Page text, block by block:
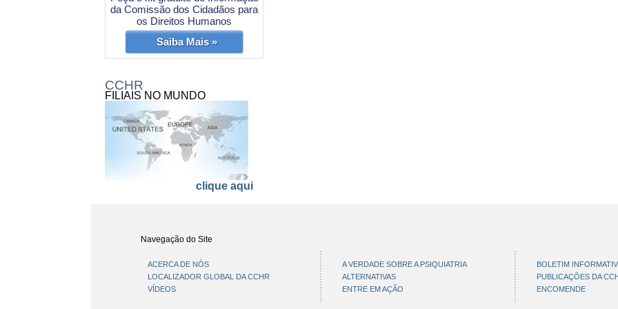
da Comissão dos Cidadãos para
os Direitos Humanos
Saiba Mais »
CCHR
FILIAIS NO MUNDO
clique aqui
Navegação do Site
ACERCA DE NÓS
LOCALIZADOR GLOBAL DA CCHR
VÍDEOS
A VERDADE SOBRE A PSIQUIATRIA
ALTERNATIVAS
ENTRE EM AÇÃO
BOLETIM
PUBLICAÇÕES DA
ENCOMENDE